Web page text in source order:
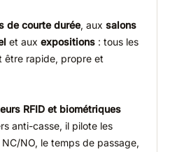
de courte durée, aux salons
et aux expositions: tous les
être rapide, propre et
RFID et biométriques
anti-casse, il pilote les
NO, le temps de passage,